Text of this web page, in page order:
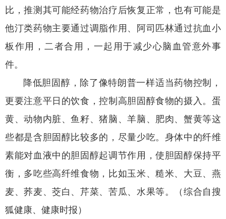
比，推测其可能经药物治疗后恢复正常，也有可能是
他汀类药物主要通过调脂作用、阿司匹林通过抗血小
板作用，二者合用，一起用于减少心脑血管意外事
件。
降低胆固醇，除了像特朗普一样适当药物控制，
更要注意平日的饮食，控制高胆固醇食物的摄入。蛋
黄、动物内脏、鱼籽、猪脑、羊脑、肥肉、蟹黄等这
些都是含胆固醇比较多的，尽量少吃。身体中的纤维
素能对血液中的胆固醇起调节作用，使胆固醇保持平
衡，多吃些高纤维食物，比如玉米、糙米、大豆、燕
麦、荞麦、茭白、芹菜、苦瓜、水果等。（综合自搜
狐健康、健康时报）